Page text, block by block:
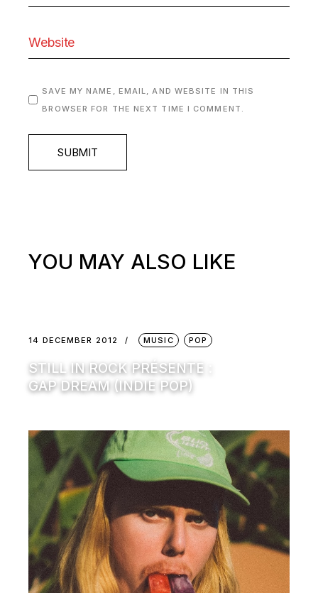
SAVE MY NAME, EMAIL, AND WEBSITE IN THIS
BROWSER FOR THE NEXT TIME I COMMENT.
SUBMIT
YOU MAY ALSO LIKE
14 DECEMBER 2012 MUSIC POP
STILL IN ROCK PRÉSENTE :
GAP DREAM (INDIE POP)